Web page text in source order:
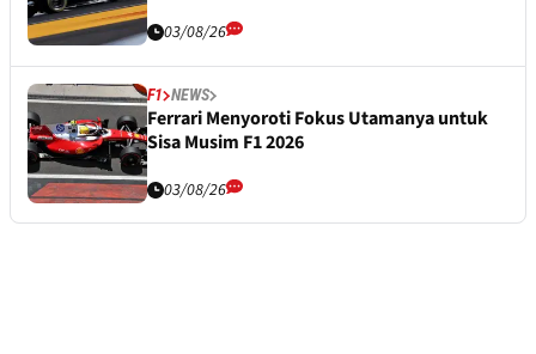
03/08/26
F1 NEWS
Ferrari Menyoroti Fokus Utamanya untuk
Sisa Musim F1 2026
03/08/26